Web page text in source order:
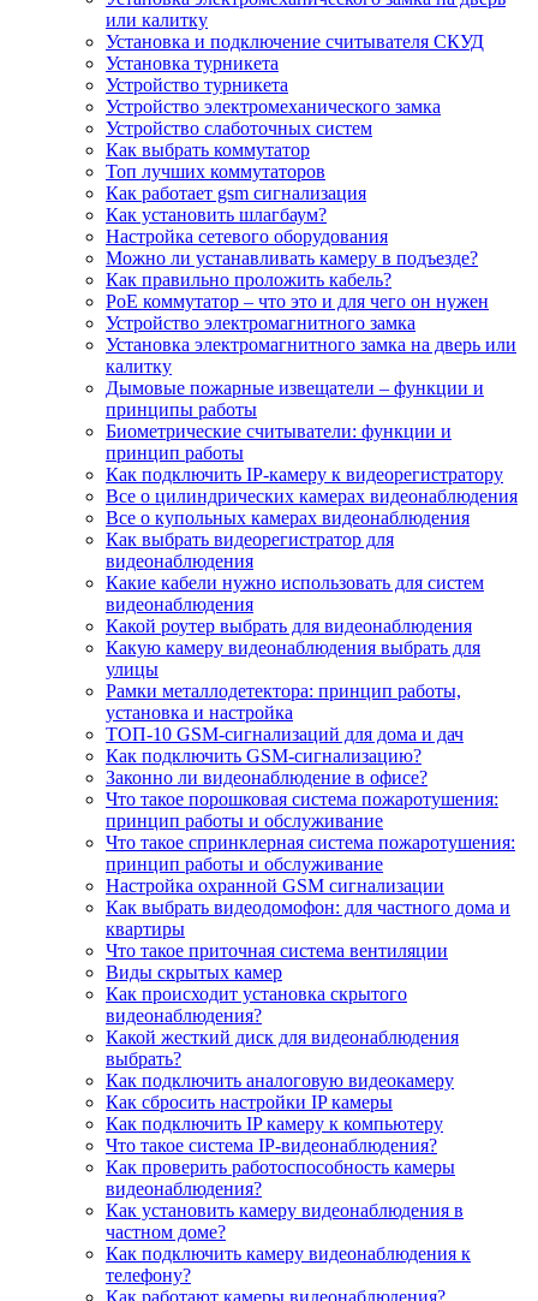
или калитку
Установка и подключение считывателя СКУД
Установка турникета
Устройство турникета
Устройство электромеханического замка
Устройство слаботочных систем
Как выбрать коммутатор
Топ лучших коммутаторов
Как работает gsm сигнализация
Как установить шлагбаум?
Настройка сетевого оборудования
Можно ли устанавливать камеру в подъезде?
Как правильно проложить кабель?
PoE коммутатор – что это и для чего он нужен
Устройство электромагнитного замка
Установка электромагнитного замка на дверь или
калитку
Дымовые пожарные извещатели – функции и
принципы работы
Биометрические считыватели: функции и
принцип работы
Как подключить IP-камеру к видеорегистратору
Все о цилиндрических камерах видеонаблюдения
Все о купольных камерах видеонаблюдения
Как выбрать видеорегистратор для
видеонаблюдения
Какие кабели нужно использовать для систем
видеонаблюдения
Какой роутер выбрать для видеонаблюдения
Какую камеру видеонаблюдения выбрать для
улицы
Рамки металлодетектора: принцип работы,
установка и настройка
ТОП-10 GSM-сигнализаций для дома и дач
Как подключить GSM-сигнализацию?
Законно ли видеонаблюдение в офисе?
Что такое порошковая система пожаротушения:
принцип работы и обслуживание
Что такое спринклерная система пожаротушения:
принцип работы и обслуживание
Настройка охранной GSM сигнализации
Как выбрать видеодомофон: для частного дома и
квартиры
Что такое приточная система вентиляции
Виды скрытых камер
Как происходит установка скрытого
видеонаблюдения?
Какой жесткий диск для видеонаблюдения
выбрать?
Как подключить аналоговую видеокамеру
Как сбросить настройки IP камеры
Как подключить IP камеру к компьютеру
Что такое система IP-видеонаблюдения?
Как проверить работоспособность камеры
видеонаблюдения?
Как установить камеру видеонаблюдения в
частном доме?
Как подключить камеру видеонаблюдения к
телефону?
Как работают камеры видеонаблюдения?